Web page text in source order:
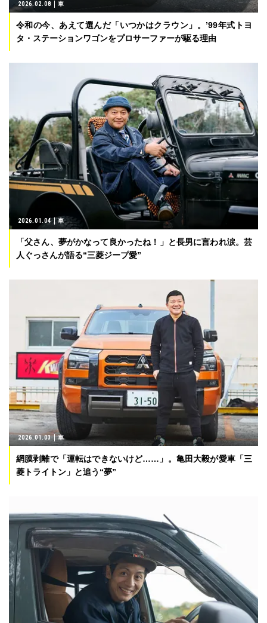
2026.02.08 車
令和の今、あえて選んだ「いつかはクラウン」。’99年式トヨ
タ・ステーションワゴンをプロサーファーが駆る理由
2026.01.04 車
「父さん、夢がかなって良かったね！」と長男に言われ涙。芸
人ぐっさんが語る“三菱ジープ愛”
2026.01.03 車
網膜剥離で「運転はできないけど……」。亀田大毅が愛車「三
菱トライトン」と追う“夢”